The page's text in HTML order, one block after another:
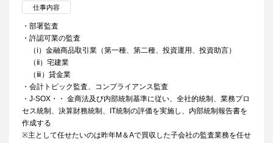
仕事内容
・部署監査
・許認可業の監査
（ⅰ）金融商品取引業（第一種、第二種、投資運用、投資助言）
（ⅱ）宅建業
（ⅲ）貸金業
・会計トピック監査、コンプライアンス監査
・J-SOX・・ 金商法及び内部統制基準に従い、全社的統制、業務プロ
セス統制、決算財務統制、IT統制の評価を実施し、内部統制報告書を
作成する
※主として任せたいのは昨年M＆Aで買収した子会社の監査業務を任せ